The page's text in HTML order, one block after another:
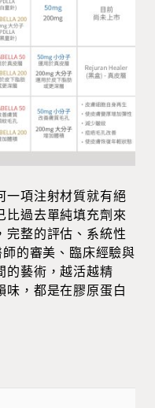
一項注射材質就有絕
比過去單純填充劑來
完整的評估、系統性
師的審美、臨床經驗與
的藝術，越活越精
味，都是在膠原蛋白